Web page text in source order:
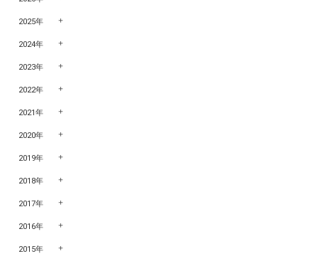
2025年
2024年
2023年
2022年
2021年
2020年
2019年
2018年
2017年
2016年
2015年